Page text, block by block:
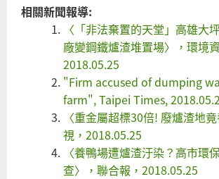
相關新聞報導:
〈「非法棄置的天堂」高雄大
廠變鋼鐵爐渣堆置場〉，環境
2018.05.25
"Firm accused of dumping
farm", Taipei Times,
〈重金屬超標30倍! 廢爐渣地
視，2018.05.25
〈養鴨場遭爐渣汙染？高市環
查〉，聯合報，2018.05.25